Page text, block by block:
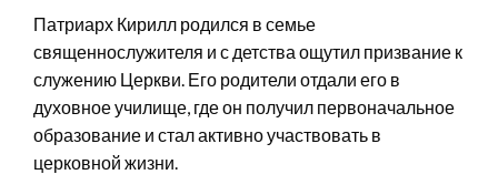
Патриарх Кирилл родился в семье
священнослужителя и с детства ощутил призвание к
служению Церкви. Его родители отдали его в
духовное училище, где он получил первоначальное
образование и стал активно участвовать в
церковной жизни.